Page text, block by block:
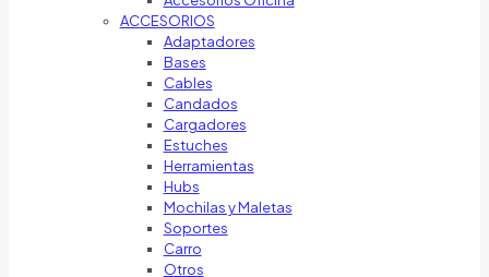
ACCESORIOS
Adaptadores
Bases
Cables
Candados
Cargadores
Estuches
Herramientas
Hubs
Mochilas y Maletas
Soportes
Carro
Otros